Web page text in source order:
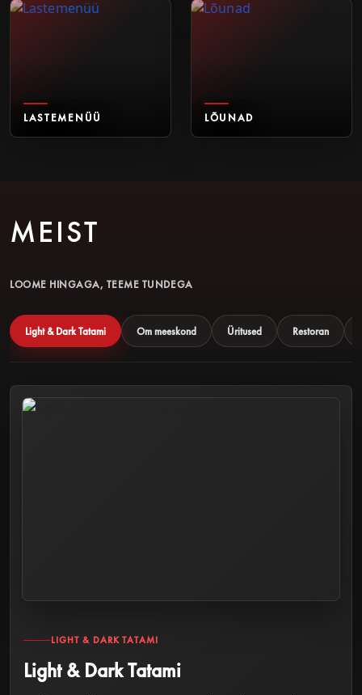
LASTEMENÜÜ LÕUNAD
MEIST
LOOME HINGAGA, TEEME TUNDEGA
Light & Dark Tatami Om meeskond Üritused Restoran
LIGHT & DARK TATAMI
Light & Dark Tatami